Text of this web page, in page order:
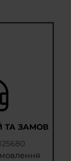
ТА ЗАМОВ